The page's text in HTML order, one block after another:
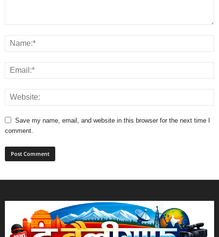
Save my name, email, and website in this browser for the next time I
comment.